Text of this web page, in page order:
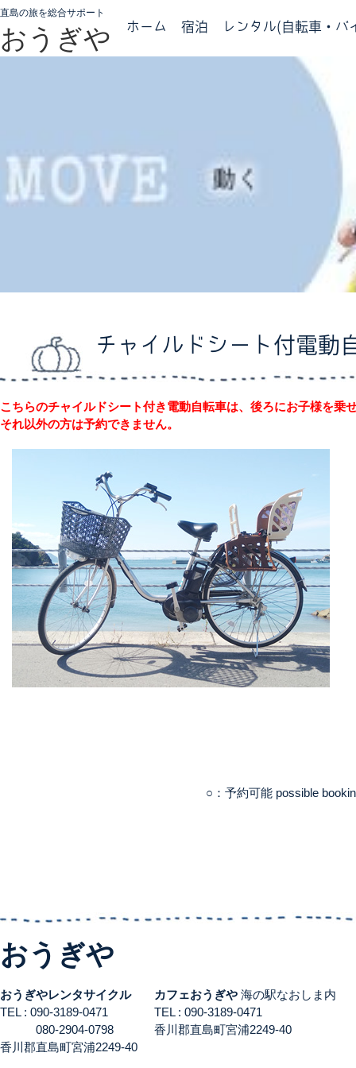
直島の旅を総合サポート
おうぎや ホーム 宿泊 レンタル(自転車・バ
チャイルドシート付
こちらのチャイルドシート付き電動自転車は、後ろにお子様を乗
それ以外の方は予約できません。
○：予約可能 possible
おうぎや
おうぎやレンタサイクル
TEL : 090-3189-0471
080-2904-0798
香川郡直島町宮浦2249-40
カフェおうぎや 海の駅なおしま内
TEL : 090-3189-0471
香川郡直島町宮浦2249-40